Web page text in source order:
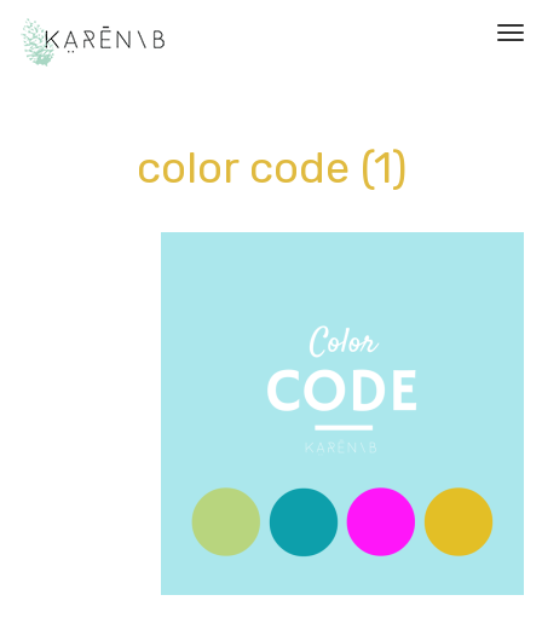
תפריט
color code (1)